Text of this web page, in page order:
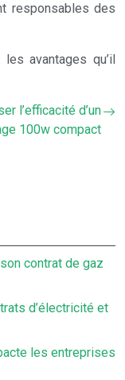
responsables des
avantages qu’il
l’efficacité d’un
100w compact
contrat de gaz
d’électricité et
les entreprises